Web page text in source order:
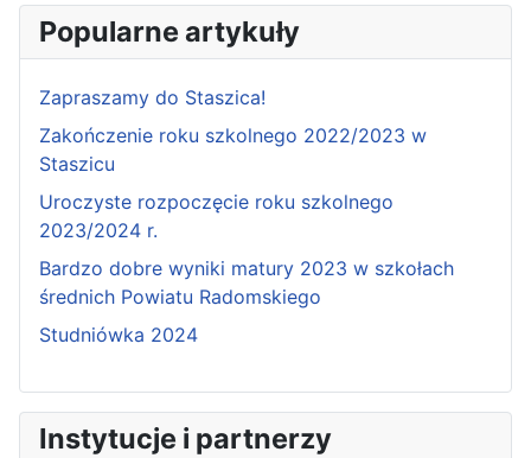
Popularne artykuły
Zapraszamy do Staszica!
Zakończenie roku szkolnego 2022/2023 w
Staszicu
Uroczyste rozpoczęcie roku szkolnego
2023/2024 r.
Bardzo dobre wyniki matury 2023 w szkołach
średnich Powiatu Radomskiego
Studniówka 2024
Instytucje i partnerzy